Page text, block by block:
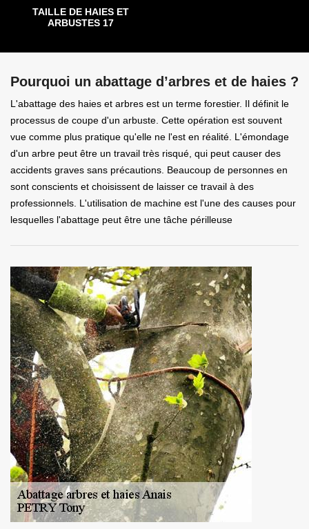
TAILLE DE HAIES ET
ARBUSTES 17
Pourquoi un abattage d’arbres et de haies ?
L'abattage des haies et arbres est un terme forestier. Il définit le
processus de coupe d'un arbuste. Cette opération est souvent
vue comme plus pratique qu'elle ne l'est en réalité. L'émondage
d'un arbre peut être un travail très risqué, qui peut causer des
accidents graves sans précautions. Beaucoup de personnes en
sont conscients et choisissent de laisser ce travail à des
professionnels. L'utilisation de machine est l'une des causes pour
lesquelles l'abattage peut être une tâche périlleuse